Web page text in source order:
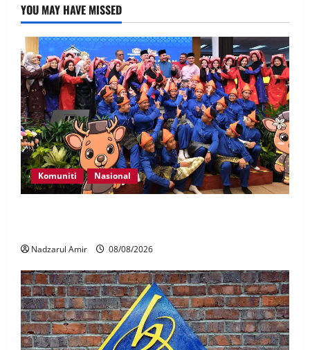
YOU MAY HAVE MISSED
Komuniti Nasional
Nadzarul Amir 08/08/2026